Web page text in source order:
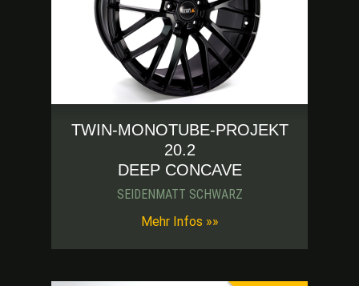
TWIN-MONOTUBE-PROJEKT
20.2
DEEP CONCAVE
SEIDENMATT SCHWARZ
Mehr Infos »»